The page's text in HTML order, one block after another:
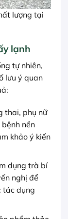
lượng tại
lạnh
tự nhiên,
lưu ý quan
thai, phụ nữ
nền
khảo ý kiến
dụng trà bí
nghị để
tác dụng